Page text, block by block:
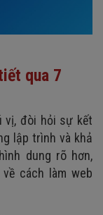
qua 7
vị, đòi hỏi sự kết
lập trình và khả
dung rõ hơn,
cách làm web